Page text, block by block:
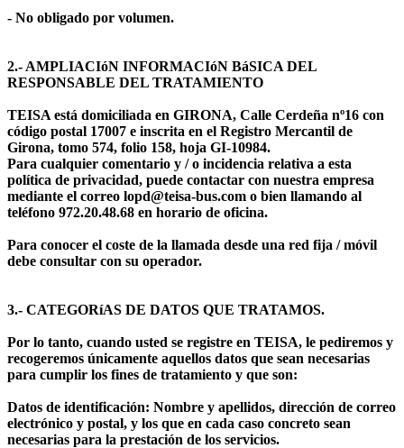
- No obligado por volumen.
2.- AMPLIACIóN INFORMACIóN BáSICA DEL
RESPONSABLE DEL TRATAMIENTO
TEISA está domiciliada en GIRONA, Calle Cerdeña nº16 con
código postal 17007 e inscrita en el Registro Mercantil de
Girona, tomo 574, folio 158, hoja GI-10984.
Para cualquier comentario y / o incidencia relativa a esta
política de privacidad, puede contactar con nuestra empresa
mediante el correo lopd@teisa-bus.com o bien llamando al
teléfono 972.20.48.68 en horario de oficina.
Para conocer el coste de la llamada desde una red fija / móvil
debe consultar con su operador.
3.- CATEGORíAS DE DATOS QUE TRATAMOS.
Por lo tanto, cuando usted se registre en TEISA, le pediremos y
recogeremos únicamente aquellos datos que sean necesarias
para cumplir los fines de tratamiento y que son:
Datos de identificación: Nombre y apellidos, dirección de correo
electrónico y postal, y los que en cada caso concreto sean
necesarias para la prestación de los servicios.